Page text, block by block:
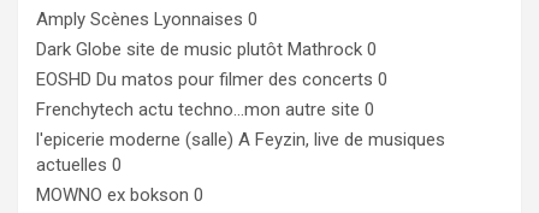
Amply Scènes Lyonnaises 0
Dark Globe site de music plutôt Mathrock 0
EOSHD Du matos pour filmer des concerts 0
Frenchytech actu techno…mon autre site 0
l'epicerie moderne (salle) A Feyzin, live de musiques
actuelles 0
MOWNO ex bokson 0